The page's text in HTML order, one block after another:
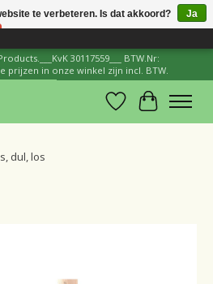
×
30117559___ BTW.Nr:
prijzen in onze winkel zijn incl. BTW.
Verlanglijst
dul, los
te verbeteren. Is dat akkoord?
Ja